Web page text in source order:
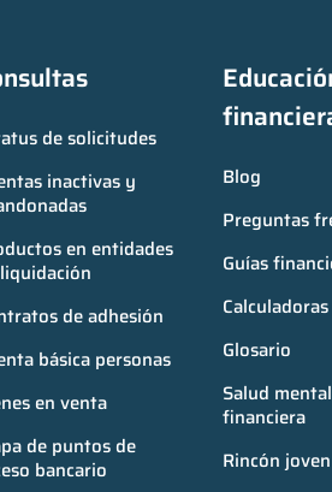
de solicitudes
inactivas y
en entidades
de adhesión
básica personas
en venta
de puntos de
bancario
Blog
Preguntas
Guías
Glosario
Salud
financiera
Rincón joven